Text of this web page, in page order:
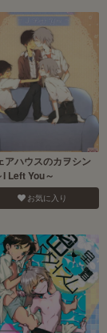
アハウスのカヲシン
I Left You～
お気に入り